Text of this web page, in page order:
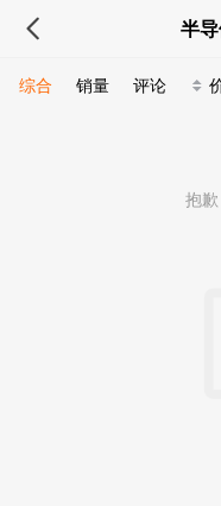
半
综合 销量 评论
抱